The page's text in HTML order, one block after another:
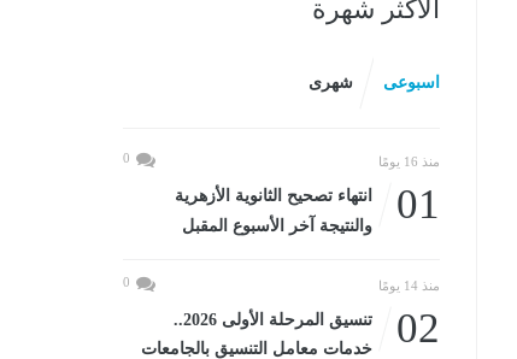
الأكثر شهرة
اسبوعى شهرى
منذ 16 يومًا 0
01
انتهاء تصحيح الثانوية الأزهرية
والنتيجة آخر الأسبوع المقبل
منذ 14 يومًا 0
02
تنسيق المرحلة الأولى 2026..
خدمات معامل التنسيق بالجامعات